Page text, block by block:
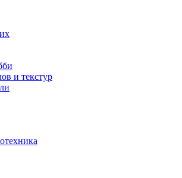
и текстур